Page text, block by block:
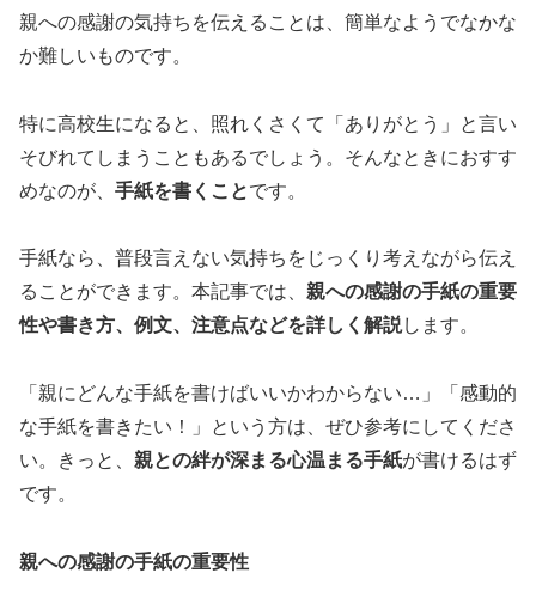
親への感謝の気持ちを伝えることは、簡単なようでなかな
か難しいものです。
特に高校生になると、照れくさくて「ありがとう」と言い
そびれてしまうこともあるでしょう。そんなときにおすす
めなのが、 手紙を書くことです。
手紙なら、普段言えない気持ちをじっくり考えながら伝え
ることができます。本記事では、 親への感謝の手紙の重要
性や書き方、例文、注意点などを詳しく解説します。
「親にどんな手紙を書けばいいかわからない…」「感動的
な手紙を書きたい！」という方は、ぜひ参考にしてくださ
い。きっと、 親との絆が深まる心温まる手紙が書けるはず
です。
親への感謝の手紙の重要性